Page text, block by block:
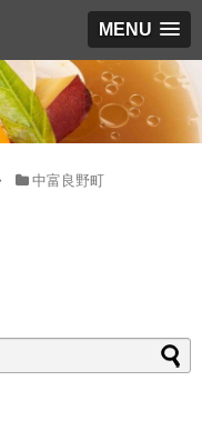
MENU
中富良野町